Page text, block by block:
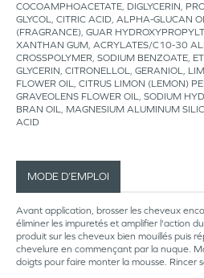
COCOAMPHOACETATE, DIGLYCERIN,
GLYCOL, CITRIC ACID, ALPHA-GLUCAN
(FRAGRANCE), GUAR
XANTHAN GUM, ACRYLATES/C10-30
CROSSPOLYMER, SODIUM BENZOATE,
GLYCERIN, CITRONELLOL, GERANIOL,
FLOWER OIL, CITRUS LIMON (LEMON)
GRAVEOLENS FLOWER OIL, SODIUM
BRAN OIL, MAGNESIUM ALUMINUM
ACID
MODE D’EMPLOI
Avant application, brosser les cheveux
éliminer les impuretés et amplifier l'action
produit sur les cheveux bien mouillés puis
chevelure en commençant par la nuque.
doigts pour faire monter la mousse. Rincer